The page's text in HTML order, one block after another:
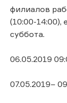
филиалов
(10:00-14:00),
суббота.
06.05.2019
07.05.2019–